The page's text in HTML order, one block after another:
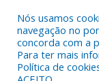
Todos os direitos
Nós usamos
navegação no
concorda com a
Para ter mais
Política de